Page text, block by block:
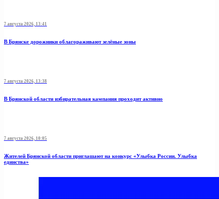
7 августа 2026, 13:41
В Брянске дорожники облагораживают зелёные зоны
7 августа 2026, 13:38
В Брянской области избирательная кампания проходит активно
7 августа 2026, 10:05
Жителей Брянской области приглашают на конкурс «Улыбка России. Улыбка
единства»